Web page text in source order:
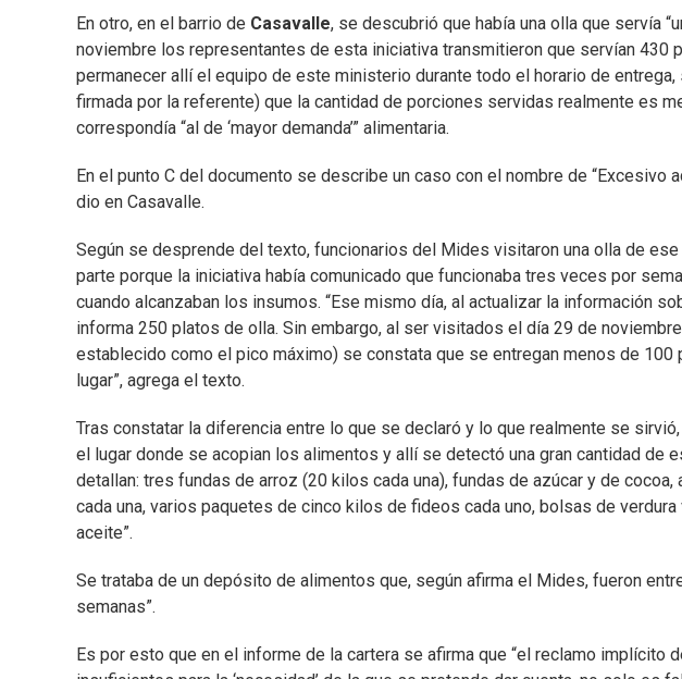
En otro, en el barrio de Casavalle, se descubrió que había una olla que servía
noviembre los representantes de esta iniciativa transmitieron que servían 430
permanecer allí el equipo de este ministerio durante todo el horario de
firmada por la referente) que la cantidad de porciones servidas realmente es
correspondía “al de ‘mayor demanda’” alimentaria.
En el punto C del documento se describe un caso con el nombre de “Excesivo
dio en Casavalle.
Según se desprende del texto, funcionarios del Mides visitaron una olla de
parte porque la iniciativa había comunicado que funcionaba tres veces por
cuando alcanzaban los insumos. “Ese mismo día, al actualizar la información
informa 250 platos de olla. Sin embargo, al ser visitados el día 29 de
establecido como el pico máximo) se constata que se entregan menos de 100
lugar”, agrega el texto.
Tras constatar la diferencia entre lo que se declaró y lo que realmente se
el lugar donde se acopian los alimentos y allí se detectó una gran cantidad de
detallan: tres fundas de arroz (20 kilos cada una), fundas de azúcar y de
cada una, varios paquetes de cinco kilos de fideos cada uno, bolsas de
aceite”.
Se trataba de un depósito de alimentos que, según afirma el Mides, fueron
semanas”.
Es por esto que en el informe de la cartera se afirma que “el reclamo implícito